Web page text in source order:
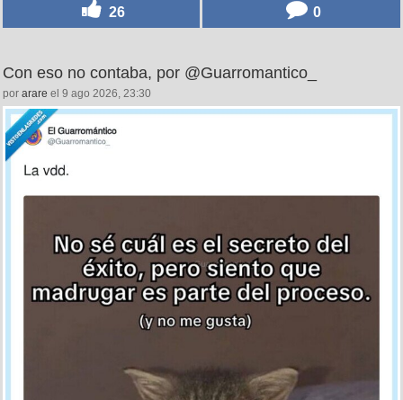
26 0
Con eso no contaba, por @Guarromantico_
por arare el 9 ago 2026, 23:30